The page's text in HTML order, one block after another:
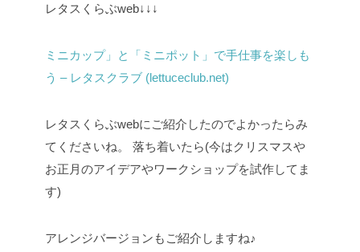
レタスくらぶweb↓↓↓
ミニカップ」と「ミニポット」で手仕事を楽しも
う – レタスクラブ (lettuceclub.net)
レタスくらぶwebにご紹介したのでよかったらみ
てくださいね。
落ち着いたら(今はクリスマスや
お正月のアイデアやワークショップを試作してま
す)
アレンジバージョンもご紹介しますね♪